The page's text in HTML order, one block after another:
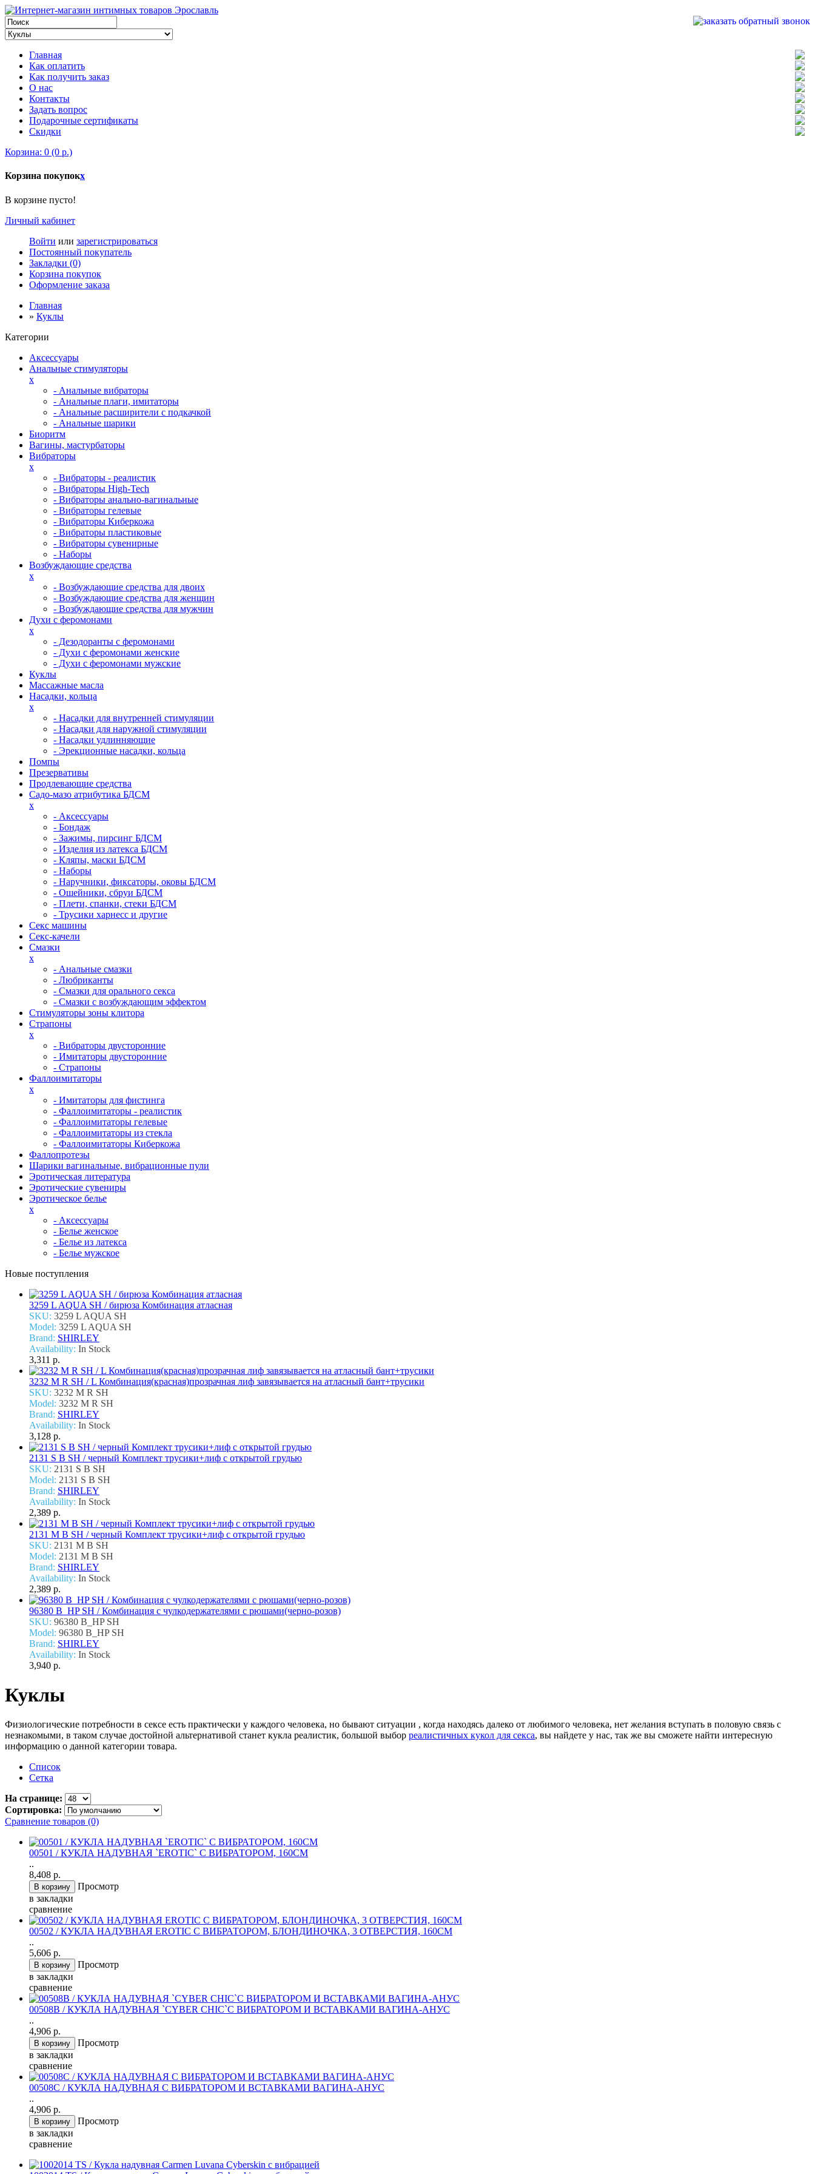
Главная
Как оплатить
Как получить заказ
О нас
Контакты
Задать вопрос
Подарочные сертификаты
Скидки
Корзина: 0 (0 р.)
Корзина покупокx
В корзине пусто!
Личный кабинет
Войти или зарегистрироваться
Постоянный покупатель
Закладки (0)
Корзина покупок
Оформление заказа
Главная
» Куклы
Категории
Аксессуары
Анальные стимуляторы
x
- Анальные вибраторы
- Анальные плаги, имитаторы
- Анальные расширители с подкачкой
- Анальные шарики
Биоритм
Вагины, мастурбаторы
Вибраторы
x
- Вибраторы - реалистик
- Вибраторы High-Tech
- Вибраторы анально-вагинальные
- Вибраторы гелевые
- Вибраторы Киберкожа
- Вибраторы пластиковые
- Вибраторы сувенирные
- Наборы
Возбуждающие средства
x
- Возбуждающие средства для двоих
- Возбуждающие средства для женщин
- Возбуждающие средства для мужчин
Духи с феромонами
x
- Дезодоранты с феромонами
- Духи с феромонами женские
- Духи с феромонами мужские
Куклы
Массажные масла
Насадки, кольца
x
- Насадки для внутренней стимуляции
- Насадки для наружной стимуляции
- Насадки удлинняющие
- Эрекционные насадки, кольца
Помпы
Презервативы
Продлевающие средства
Садо-мазо атрибутика БДСМ
x
- Аксессуары
- Бондаж
- Зажимы, пирсинг БДСМ
- Изделия из латекса БДСМ
- Кляпы, маски БДСМ
- Наборы
- Наручники, фиксаторы, оковы БДСМ
- Ошейники, сбруи БДСМ
- Плети, спанки, стеки БДСМ
- Трусики харнесс и другие
Секс машины
Секс-качели
Смазки
x
- Анальные смазки
- Любриканты
- Смазки для орального секса
- Смазки с возбуждающим эффектом
Стимуляторы зоны клитора
Страпоны
x
- Вибраторы двусторонние
- Имитаторы двусторонние
- Страпоны
Фаллоимитаторы
x
- Имитаторы для фистинга
- Фаллоимитаторы - реалистик
- Фаллоимитаторы гелевые
- Фаллоимитаторы из стекла
- Фаллоимитаторы Киберкожа
Фаллопротезы
Шарики вагинальные, вибрационные пули
Эротическая литература
Эротические сувениры
Эротическое белье
x
- Аксессуары
- Белье женское
- Белье из латекса
- Белье мужское
Новые поступления
3259 L AQUA SH / бирюза Комбинация атласная
SKU: 3259 L AQUA SH
Model: 3259 L AQUA SH
Brand: SHIRLEY
Availability: In Stock
3,311 р.
3232 M R SH / L Комбинация(красная)прозрачная лиф завязывается на атласный бант+трусики
SKU: 3232 M R SH
Model: 3232 M R SH
Brand: SHIRLEY
Availability: In Stock
3,128 р.
2131 S B SH / черный Комплект трусики+лиф с открытой грудью
SKU: 2131 S B SH
Model: 2131 S B SH
Brand: SHIRLEY
Availability: In Stock
2,389 р.
2131 M B SH / черный Комплект трусики+лиф с открытой грудью
SKU: 2131 M B SH
Model: 2131 M B SH
Brand: SHIRLEY
Availability: In Stock
2,389 р.
96380 B_HP SH / Комбинация с чулкодержателями с рюшами(черно-розов)
SKU: 96380 B_HP SH
Model: 96380 B_HP SH
Brand: SHIRLEY
Availability: In Stock
3,940 р.
Куклы
Физиологические потребности в сексе есть практически у каждого человека, но бывают ситуации , когда находясь далеко от любимого человека, нет желания вступать в половую связь с
незнакомыми, в таком случае достойной альтернативой станет кукла реалистик, большой выбор реалистичных кукол для секса, вы найдете у нас, так же вы сможете найти интересную
информацию о данной категории товара.
Список
Сетка
На странице:
Сортировка:
Сравнение товаров (0)
00501 / КУКЛА НАДУВНАЯ `EROTIC` С ВИБРАТОРОМ, 160СМ
..
8,408 р.
Просмотр
в закладки
сравнение
00502 / КУКЛА НАДУВНАЯ EROTIC С ВИБРАТОРОМ, БЛОНДИНОЧКА, 3 ОТВЕРСТИЯ, 160СМ
..
5,606 р.
Просмотр
в закладки
сравнение
00508B / КУКЛА НАДУВНАЯ `CYBER CHIC`С ВИБРАТОРОМ И ВСТАВКАМИ ВАГИНА-АНУС
..
4,906 р.
Просмотр
в закладки
сравнение
00508С / КУКЛА НАДУВНАЯ С ВИБРАТОРОМ И ВСТАВКАМИ ВАГИНА-АНУС
..
4,906 р.
Просмотр
в закладки
сравнение